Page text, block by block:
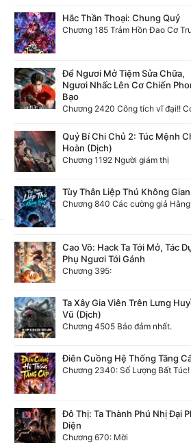
Hắc Thần Thoại: Chung Quỷ
Để Ngươi Mở Tiệm Sửa Chữa,
Ngươi Nhấc Lên Cơ Chiến
Bạo
Quỷ Bí Chi Chủ 2: Túc Mệnh
Hoàn (Dịch)
Chương 1192 Người giám thị
Tùy Thân Liệp Thú Không Gian
Cao Võ: Hack Ta Tới Mở, Tác
Phụ Ngươi Tới Gánh
Chương 395:
Ta Xây Gia Viên Trên Lưng
Vũ (Dịch)
Chương 4505 Bảo đảm nhất.
Điên Cuồng Hệ Thống Tăng
Chương 2340: Số Lượng Bất Túc!
Đô Thị: Ta Thành Phú Nhị Đại
Diện
Chương 670: Mời